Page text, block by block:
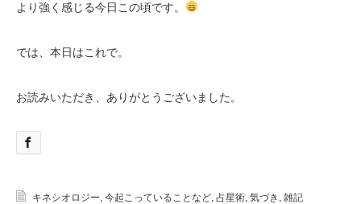
より強く感じる今日この頃です。
では、本日はこれで。
お読みいただき、ありがとうございました。
キネシオロジー, 今起こっていることなど, 占星術, 気づき , 雑記